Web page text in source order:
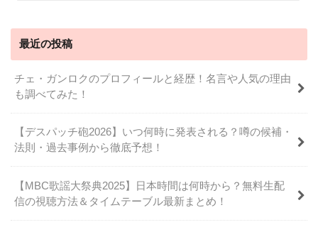
最近の投稿
チェ・ガンロクのプロフィールと経歴！名言や人気の理由
も調べてみた！
【デスパッチ砲2026】いつ何時に発表される？噂の候補・
法則・過去事例から徹底予想！
【MBC歌謡大祭典2025】日本時間は何時から？無料生配
信の視聴方法＆タイムテーブル最新まとめ！